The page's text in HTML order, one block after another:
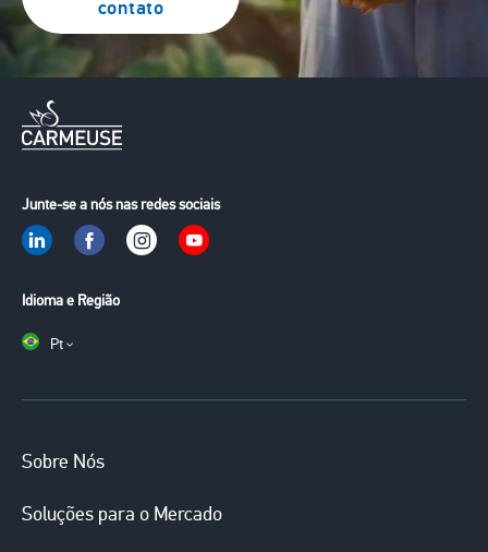
contato
Junte-se a nós nas redes sociais
Idioma e Região
Pt
Main
Sobre Nós
Soluções para o Mercado